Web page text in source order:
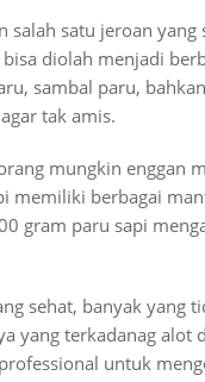
salah satu jeroan
diolah menjadi
sambal paru,
tak amis.
mungkin enggan
memiliki berbagai
gram paru sapi
sehat, banyak yang
yang terkadanag alot
untuk